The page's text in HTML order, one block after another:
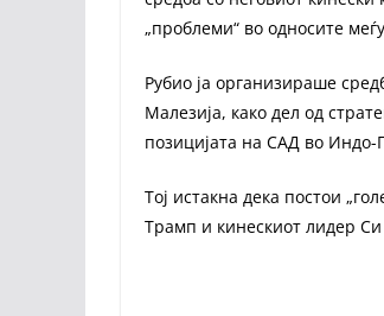
„проблеми“ во односите
Рубио ја организираше
Малезија, како дел од
позицијата на САД во Индо-
Тој истакна дека постои
Трамп и кинескиот лидер